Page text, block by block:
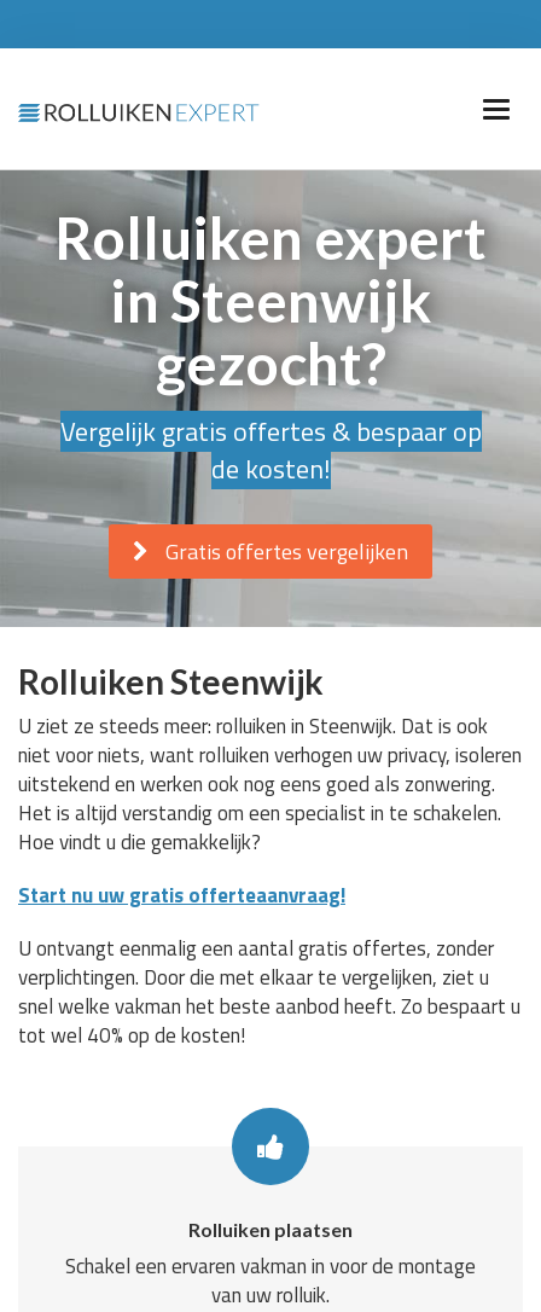
Rolluiken expert
in Steenwijk
gezocht?
Vergelijk gratis offertes & bespaar op
de kosten!
Gratis offertes vergelijken
Rolluiken Steenwijk
U ziet ze steeds meer: rolluiken in Steenwijk. Dat is ook
niet voor niets, want rolluiken verhogen uw privacy, isoleren
uitstekend en werken ook nog eens goed als zonwering.
Het is altijd verstandig om een specialist in te schakelen.
Hoe vindt u die gemakkelijk?
Start nu uw gratis offerteaanvraag!
U ontvangt eenmalig een aantal gratis offertes, zonder
verplichtingen. Door die met elkaar te vergelijken, ziet u
snel welke vakman het beste aanbod heeft. Zo bespaart u
tot wel 40% op de kosten!
Rolluiken plaatsen
Schakel een ervaren vakman in voor de montage
van uw rolluik.